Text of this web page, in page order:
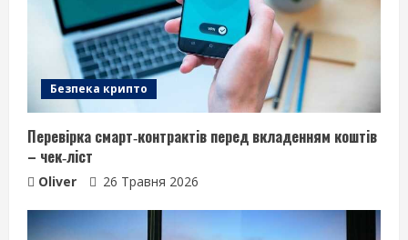
Безпека крипто
Перевірка смарт‑контрактів перед вкладенням коштів
– чек‑ліст
Oliver 26 Травня 2026